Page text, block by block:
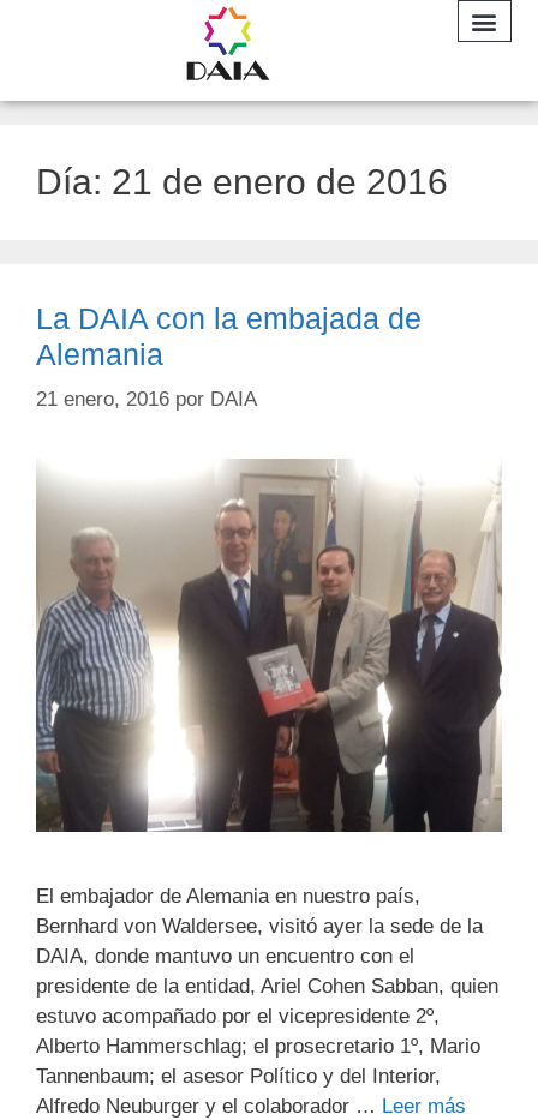
Día: 21 de enero de 2016
La DAIA con la embajada de
Alemania
21 enero, 2016 por DAIA
El embajador de Alemania en nuestro país,
Bernhard von Waldersee, visitó ayer la sede de la
DAIA, donde mantuvo un encuentro con el
presidente de la entidad, Ariel Cohen Sabban, quien
estuvo acompañado por el vicepresidente 2º,
Alberto Hammerschlag; el prosecretario 1º, Mario
Tannenbaum; el asesor Político y del Interior,
Alfredo Neuburger y el colaborador … Leer más